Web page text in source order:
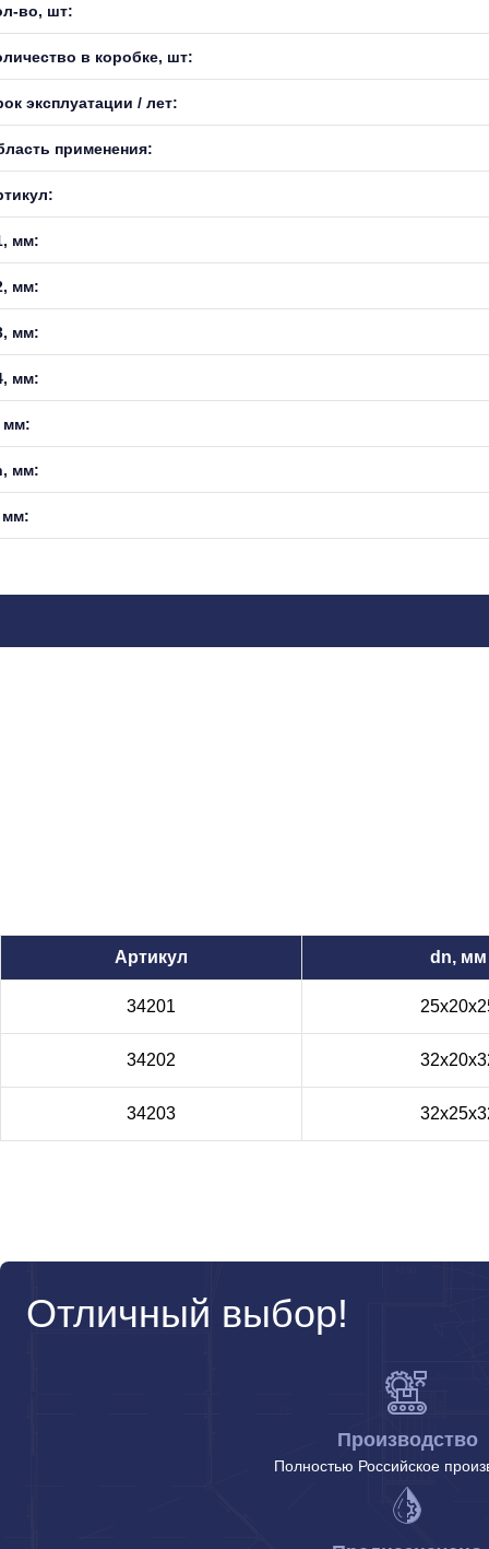
во, шт:
в коробке, шт:
эксплуатации / лет:
применения:
мм:
мм:
мм:
мм:
мм:
мм:
мм:
Артикул dn, мм
34201
34202
34203
Отличный выбор!
Производство
Полностью Российское